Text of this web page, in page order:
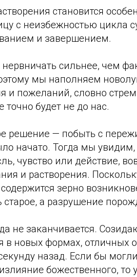
становится
с неизбежностью цикла
и завершением.
сильнее, чем
мы наполняем
и пожеланий, словно
будет не до нас.
решение — побыть с
начато. Тогда мы
чувство или действие,
и растворения.
зерно
а разрушение
не заканчивается.
в новых формах, отличных
назад. Если бы
божественного, то